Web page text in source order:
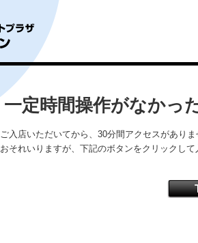
一定時間操作がなかっ
ご入店いただいてから、30分間アクセスがあり
おそれいりますが、下記のボタンをクリックして